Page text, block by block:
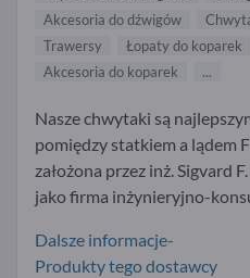
Akcesoria do dźwigów
Trawersy
Łopaty do koparek
Akcesoria do koparek
...
Nasze chwytaki są
pomiędzy statkiem a lądem
założona przez inż. Sigvard
jako firma inżynieryjno-
Dalsze informacje-
Produkty tego dostawcy